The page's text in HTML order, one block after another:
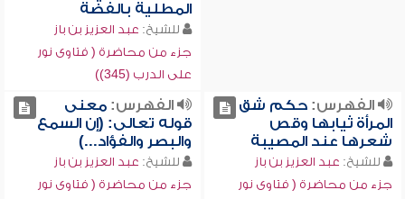
المطلية بالفضة
للشيخ: عبد العزيز بن باز
جزء من محاضرة ( فتاوى نور
على الدرب (345))
الفهرس:حكم شق
المرأة ثيابها وقص
شعرها عند المصيبة
للشيخ: عبد العزيز بن باز
جزء من محاضرة ( فتاوى نور
الفهرس:معنى
قوله تعالى: (إن السمع
والبصر والفؤاد...)
للشيخ: عبد العزيز بن باز
جزء من محاضرة ( فتاوى نور